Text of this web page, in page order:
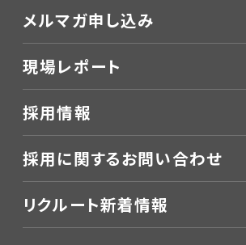
メルマガ申し込み
現場レポート
採用情報
採用に関するお問い合わせ
リクルート新着情報